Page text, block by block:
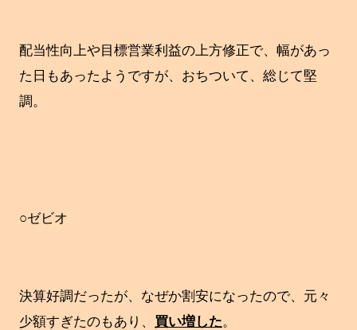
配当性向上や目標営業利益の上方修正で、幅があっ
た日もあったようですが、おちついて、総じて堅
調。
○ゼビオ
決算好調だったが、なぜか割安になったので、元々
少額すぎたのもあり、 買い増した。